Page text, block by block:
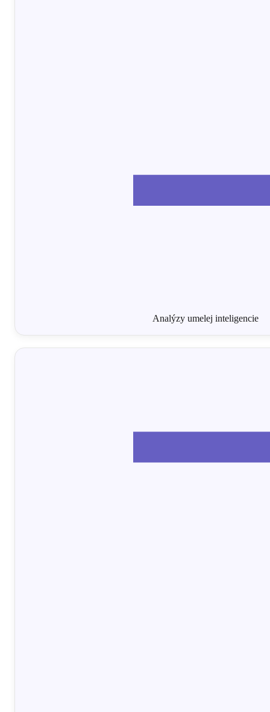
Analýzy umelej inteligencie